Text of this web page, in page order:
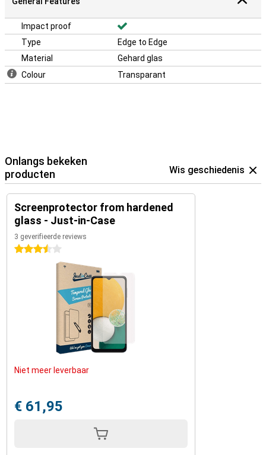
Impact proof
Type
Edge to Edge
Material
Gehard glas
Colour
Transparant
Onlangs bekeken
producten
Wis geschiedenis
Screenprotector from hardened
glass - Just-in-Case
3 geverifieerde reviews
3.5 sterren
Niet meer leverbaar
€ 61,95